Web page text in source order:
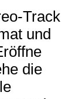
Track
und
die